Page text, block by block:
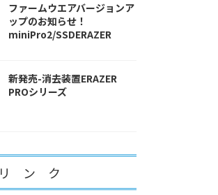
ファームウエアバージョンア
ップのお知らせ！
miniPro2/SSDERAZER
新発売-消去装置ERAZER
PROシリーズ
リ ン ク